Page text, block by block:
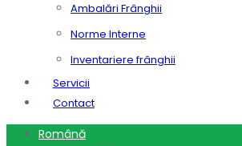
Ambalări Frânghii
Norme Interne
Inventariere frânghii
Servicii
Contact
Română